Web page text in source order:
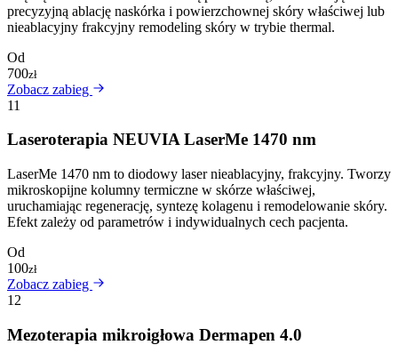
precyzyjną ablację naskórka i powierzchownej skóry właściwej lub
nieablacyjny frakcyjny remodeling skóry w trybie thermal.
Od
700zł
Zobacz zabieg
11
Laseroterapia NEUVIA LaserMe 1470 nm
LaserMe 1470 nm to diodowy laser nieablacyjny, frakcyjny. Tworzy
mikroskopijne kolumny termiczne w skórze właściwej,
uruchamiając regenerację, syntezę kolagenu i remodelowanie skóry.
Efekt zależy od parametrów i indywidualnych cech pacjenta.
Od
100zł
Zobacz zabieg
12
Mezoterapia mikroigłowa Dermapen 4.0